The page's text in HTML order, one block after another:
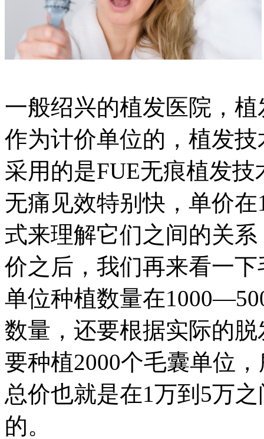
一般绍兴的植发医院，
作为计价单位的，植发
采用的是FUE无痕植发
无痛见效特别快，单价
式来理解它们之间的关
价之后，我们再来看一
单位种植数量在
数量，还要根据实际的
要种植2000个毛囊单位
总价也就是在1万到5万
的。